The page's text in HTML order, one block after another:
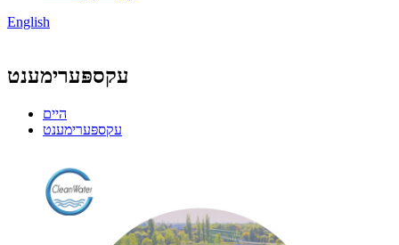
English
עקספּערימענט
היים
עקספּערימענט